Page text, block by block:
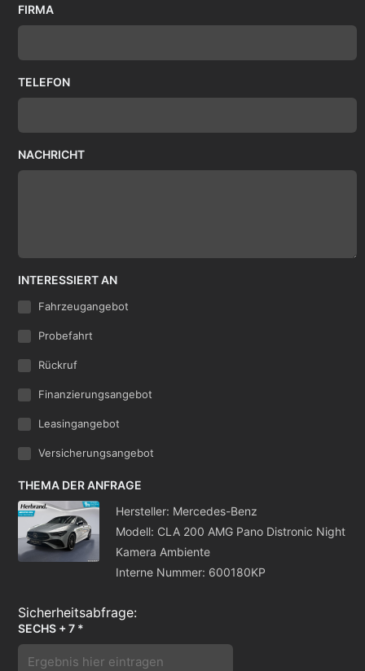
FIRMA
TELEFON
NACHRICHT
INTERESSIERT AN
Fahrzeugangebot
Probefahrt
Rückruf
Finanzierungsangebot
Leasingangebot
Versicherungsangebot
THEMA DER ANFRAGE
Hersteller: Mercedes-Benz
Modell: CLA 200 AMG Pano Distronic Night
Kamera Ambiente
Interne Nummer: 600180KP
SECHS + 7 *